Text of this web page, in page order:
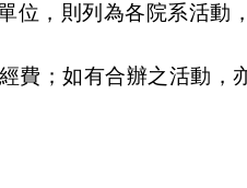
位，則列為各院系活動
費；如有合辦之活動，